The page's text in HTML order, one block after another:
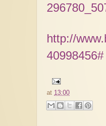
http://
40998456#
at 13:00